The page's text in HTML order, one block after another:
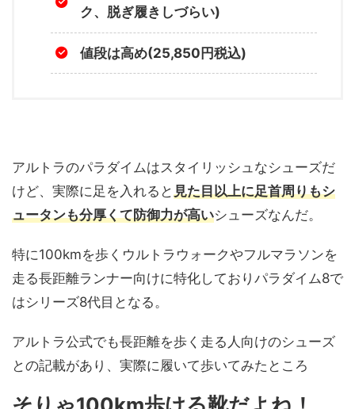
ク、脱ぎ履きしづらい)
値段は高め(25,850円税込)
アルトラのパラダイムはスタイリッシュなシューズだ
けど、実際に足を入れると見た目以上に足首周りもシ
ュータンも分厚くて防御力が高いシューズなんだ。
特に100kmを歩くウルトラウォークやフルマラソンを
走る長距離ランナー向けに特化しておりパラダイム8で
はシリーズ8代目となる。
アルトラ公式でも長距離を歩く走る人向けのシューズ
との記載があり、実際に履いて歩いてみたところ